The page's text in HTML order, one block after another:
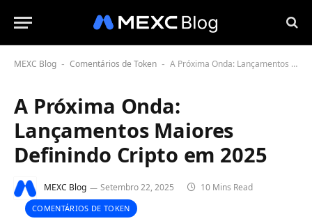
MEXC Blog - Comentários de Token - A Próxima Onda: Lançamentos Maiores Definindo Cripto em 2025
A Próxima Onda:
Lançamentos Maiores
Definindo Cripto em 2025
MEXC Blog Setembro 22, 2025 10 Mins Read
COMENTÁRIOS DE TOKEN